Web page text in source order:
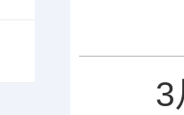
3月